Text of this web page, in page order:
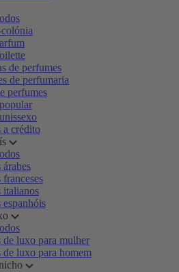
de perfumes
de perfumaria
perfumes
a crédito
árabes
franceses
italianos
espanhóis
de luxo para mulher
de luxo para homem